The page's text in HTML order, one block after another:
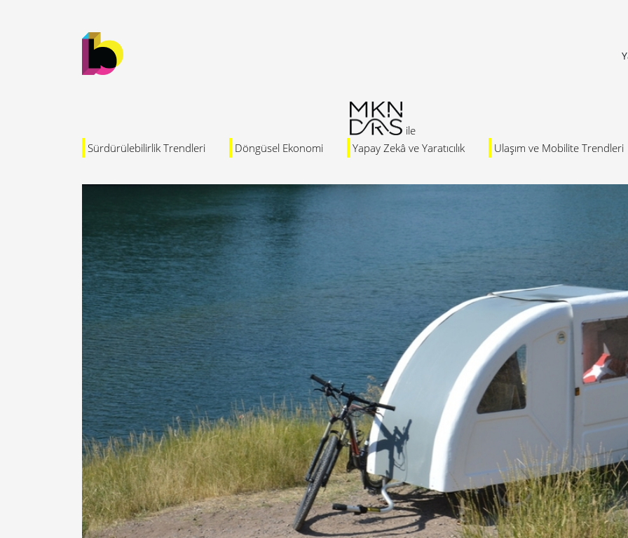
Sürdürülebilirlik Trendleri Döngüsel Ekonomi Yapay Zekâ ve Yaratıcılık Ulaşım ve Mobilite Trendleri